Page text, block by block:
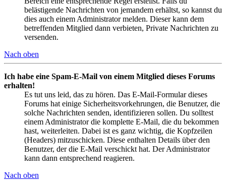
belästigende Nachrichten von jemandem erhältst, so kannst du
dies auch einem Administrator melden. Dieser kann dem
betreffenden Mitglied dann verbieten, Private Nachrichten zu
versenden.
Nach oben
Ich habe eine Spam-E-Mail von einem Mitglied dieses Forums
erhalten!
Es tut uns leid, das zu hören. Das E-Mail-Formular dieses
Forums hat einige Sicherheitsvorkehrungen, die Benutzer, die
solche Nachrichten senden, identifizieren sollen. Du solltest
einem Administrator die komplette E-Mail, die du bekommen
hast, weiterleiten. Dabei ist es ganz wichtig, die Kopfzeilen
(Headers) mitzuschicken. Diese enthalten Details über den
Benutzer, der die E-Mail verschickt hat. Der Administrator
kann dann entsprechend reagieren.
Nach oben